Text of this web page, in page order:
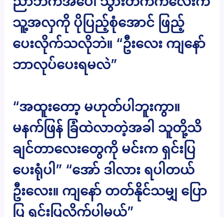
သူ့အလှကို ပိုပြည့်စုံအောင် ဖြည့်
ပေးလိုက်သလိုဘဲ။ “ဦးလေး ကျနော်
ဘာလုပ်ပေးရမလဲ”
“အထူးတော့ မဟုတ်ပါဘူးကွာ။
မနက်ဖြန် ခြံထဲလာတဲ့အခါ သူတို့သိ
ချင်တာလေးတွေကို မင်းက ရှင်းပြ
ပေးရုံပါ” “အော် ဒါလား ရပါတယ်
ဦးလေး။ ကျနော် တတ်နိုင်သမျှ ပြော
ပြ ရှင်းပြလိုက်ပါ့မယ်”